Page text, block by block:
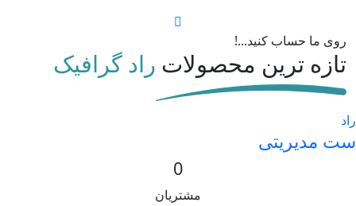
روی ما حساب کنید...!
تازه ترین محصولات راد گرافیک
راد
ست مدیریتی
0
مشتریان